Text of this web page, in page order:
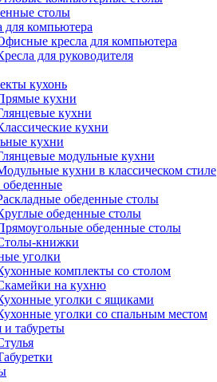
столы
для компьютера
кресла для компьютера
для руководителя
кухонь
кухни
кухни
кухни
кухни
модульные кухни
кухни в классическом стиле
обеденные столы
обеденные столы
обеденные столы
книжки
уголки
комплекты со столом
на кухню
уголки с ящиками
уголки со спальным местом
и табуреты